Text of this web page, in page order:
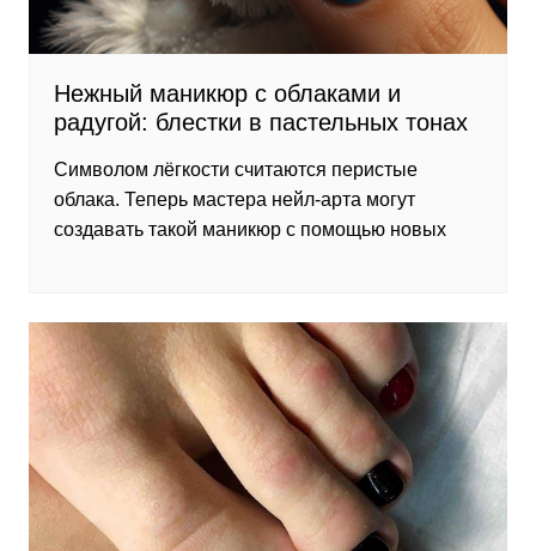
Нежный маникюр с облаками и
радугой: блестки в пастельных тонах
Символом лёгкости считаются перистые
облака. Теперь мастера нейл-арта могут
создавать такой маникюр с помощью новых